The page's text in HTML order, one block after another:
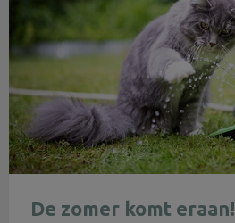
De zomer komt eraan!